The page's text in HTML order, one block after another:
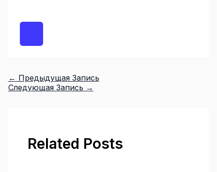
← Предыдущая Запись
Следующая Запись →
Related Posts